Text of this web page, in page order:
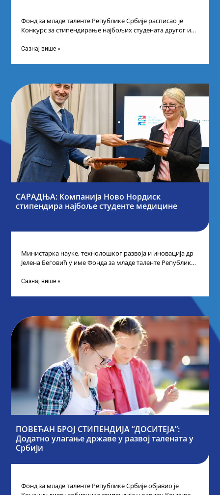
Фонд за младе таленте Републике Србије расписао је
Конкурс за стипендирање најбољих студената другог и
трећег степена студија на водећим
Сазнај више »
САРАДЊА: Компанија Ново Нордиск
стипендира најбоље студенте медицине
Министарка науке, технолошког развоја и иновација др
Јелена Беговић у име Фонда за младе таленте Републике
Сазнај више »
ПОВЕЋАН БРОЈ СТИПЕНДИЈА “ДОСИТЕЈА”:
Додатно улагање државе у развој талената у
Србији
Фонд за младе таленте Републике Србије објавио је